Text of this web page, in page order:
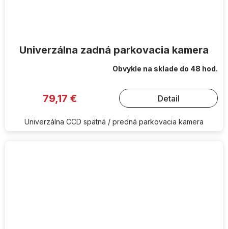
Univerzálna zadná parkovacia kamera
Obvykle na sklade do 48 hod.
79,17 € Detail
Univerzálna CCD spätná / predná parkovacia kamera